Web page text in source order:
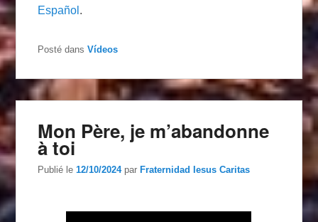
Español .
Posté dans Vídeos
Mon Père, je m’abandonne
à toi
Publié le12/10/2024 parFraternidad Iesus Caritas